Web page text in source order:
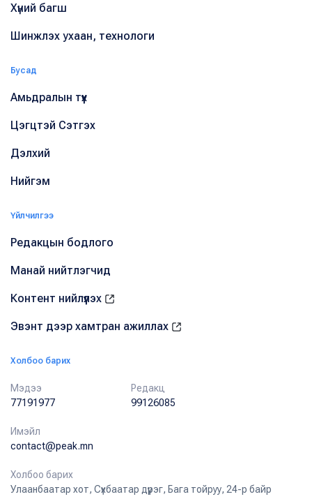
Хүний багш
Шинжлэх ухаан, технологи
Бусад
Амьдралын түүх
Цэгцтэй Сэтгэх
Дэлхий
Нийгэм
Үйлчилгээ
Редакцын бодлого
Манай нийтлэгчид
Контент нийлүүлэх
Эвэнт дээр хамтран ажиллах
Холбоо барих
Мэдээ
77191977
Редакц
99126085
Имэйл
contact@peak.mn
Холбоо барих
Улаанбаатар хот, Сүхбаатар дүүрэг, Бага тойруу, 24-р байр